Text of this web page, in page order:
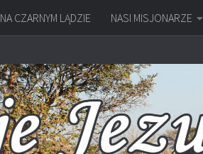
NA CZARNYM LĄDZIE NASI MISJONARZE